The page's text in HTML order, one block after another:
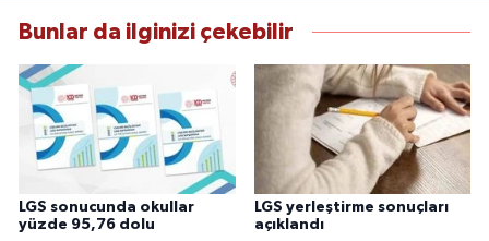
Bunlar da ilginizi çekebilir
LGS sonucunda okullar
yüzde 95,76 dolu
LGS yerleştirme sonuçları
açıklandı